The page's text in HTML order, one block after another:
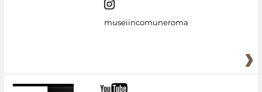
museiincomuneroma